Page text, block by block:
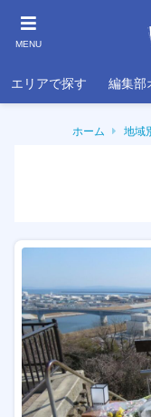
MENU
エリアで探す 編集部
ホーム 地域